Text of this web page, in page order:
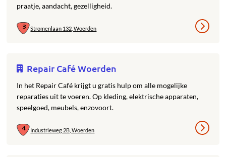
praatje, aandacht, gezelligheid.
Stromenlaan 132, Woerden
Repair Café Woerden
In het Repair Café krijgt u gratis hulp om alle mogelijke
reparaties uit te voeren. Op kleding, elektrische apparaten,
speelgoed, meubels, enzovoort.
Industrieweg 2B, Woerden